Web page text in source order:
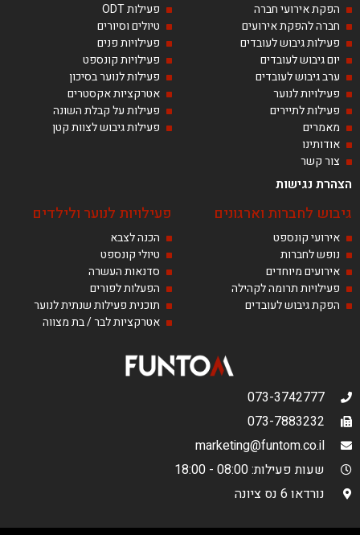
הפקת אירועי חברה
חברה להפקת אירועים
פעילות גיבוש לעובדים
יום גיבוש לעובדים
ערב גיבוש לעובדים
פעילויות לנוער
פעילות לתיירים
מאמרים
אודותינו
צור קשר
הצהרת נגישות
פעילות ODT
טיולים וסיורים
פעילויות פנים
פעילויות קונספט
פעילות לנוער בסיכון
אטרקציות אקסטרים
פעילות על קבלת השונה
פעילות גיבוש לצוות קטן
גיבוש לחברות וארגונים
אירועי קונספט
נופש לחברות
אירועים מיוחדים
פעילויות תרומה לקהילה
הפקת גיבוש לעובדים
פעילויות לנוער ולילדים
הכנה לצבא
טיולי קונספט
סדנאות העשרה
הפעלות לפורים
תוכנית פעילות שנתית לנוער
אטרקציות לבר / בת מצווה
073-3742777
073-7883232
marketing@funtom.co.il
שעות פעילות: 08:00 - 18:00
נורדאו 6 נס ציונה